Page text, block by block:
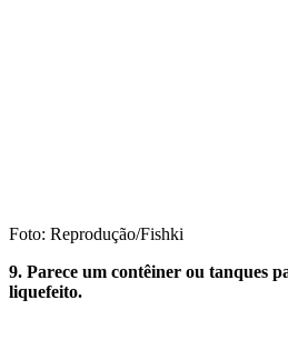
Foto: Reprodução/Fishki
9. Parece um contêiner ou tanques
liquefeito.